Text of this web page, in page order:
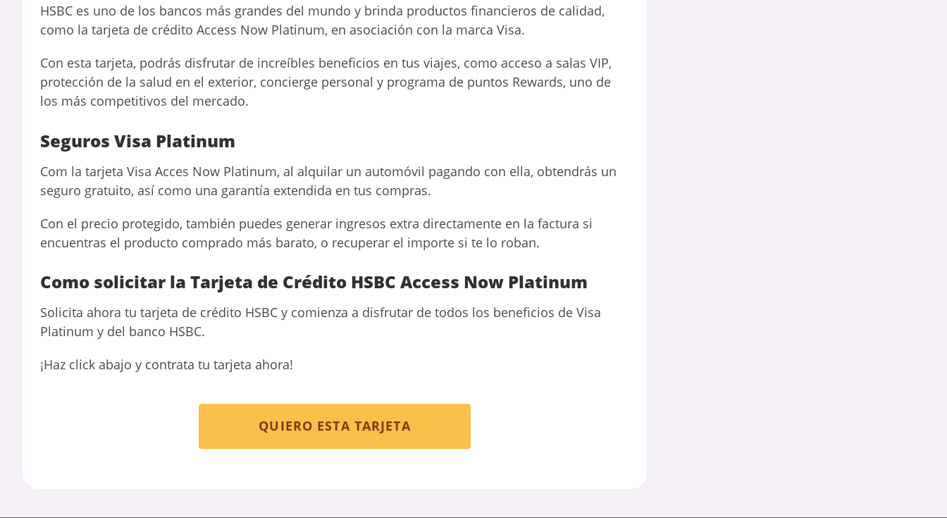
HSBC es uno de los bancos más grandes del mundo y brinda productos financieros de calidad,
como la tarjeta de crédito Access Now Platinum, en asociación con la marca Visa.
Con esta tarjeta, podrás disfrutar de increíbles beneficios en tus viajes, como acceso a salas VIP,
protección de la salud en el exterior, concierge personal y programa de puntos Rewards, uno de
los más competitivos del mercado.
Seguros Visa Platinum
Com la tarjeta Visa Acces Now Platinum, al alquilar un automóvil pagando con ella, obtendrás un
seguro gratuito, así como una garantía extendida en tus compras.
Con el precio protegido, también puedes generar ingresos extra directamente en la factura si
encuentras el producto comprado más barato, o recuperar el importe si te lo roban.
Como solicitar la Tarjeta de Crédito HSBC Access Now Platinum
Solicita ahora tu tarjeta de crédito HSBC y comienza a disfrutar de todos los beneficios de Visa
Platinum y del banco HSBC.
¡Haz click abajo y contrata tu tarjeta ahora!
QUIERO ESTA TARJETA